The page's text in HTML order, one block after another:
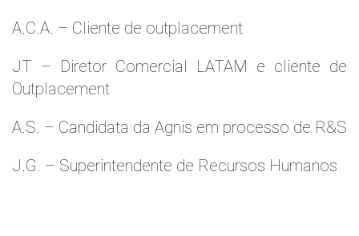
A.C.A. – Cliente de outplacement
JT – Diretor Comercial LATAM e cliente de
Outplacement
A.S. – Candidata da Agnis em processo de R&S
J.G. – Superintendente de Recursos Humanos